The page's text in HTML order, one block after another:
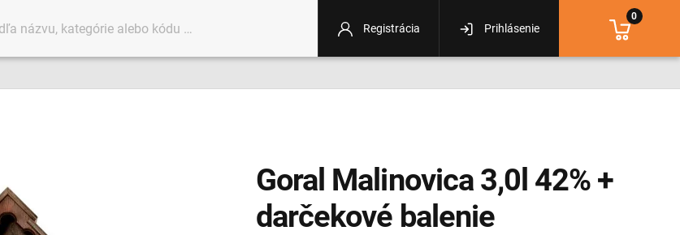
Goral Malinovica 3,0l 42% +
darčekové balenie
Registrácia Prihlásenie
0